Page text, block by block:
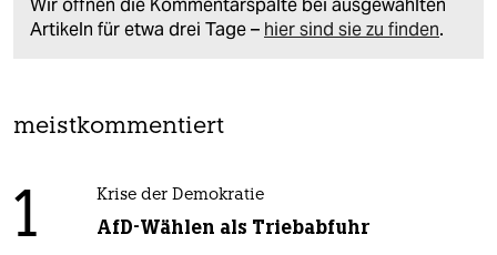
Wir öffnen die Kommentarspalte bei ausgewählten
Artikeln für etwa drei Tage – hier sind sie zu finden.
meistkommentiert
1 Krise der Demokratie
AfD-Wählen als Triebabfuhr